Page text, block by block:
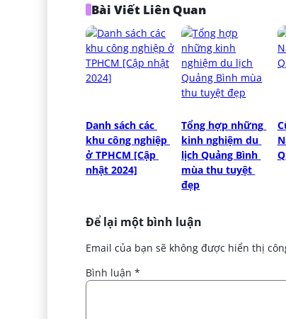
Bài Viết Liên Quan
Danh sách các
khu công nghiệp
ở TPHCM [Cập
nhật 2024]
Tổng hợp những
kinh nghiệm du
lịch Quảng Bình
mùa thu tuyệt
đẹp
Để lại một bình luận
Email của bạn sẽ không được hiển thị
Bình luận *